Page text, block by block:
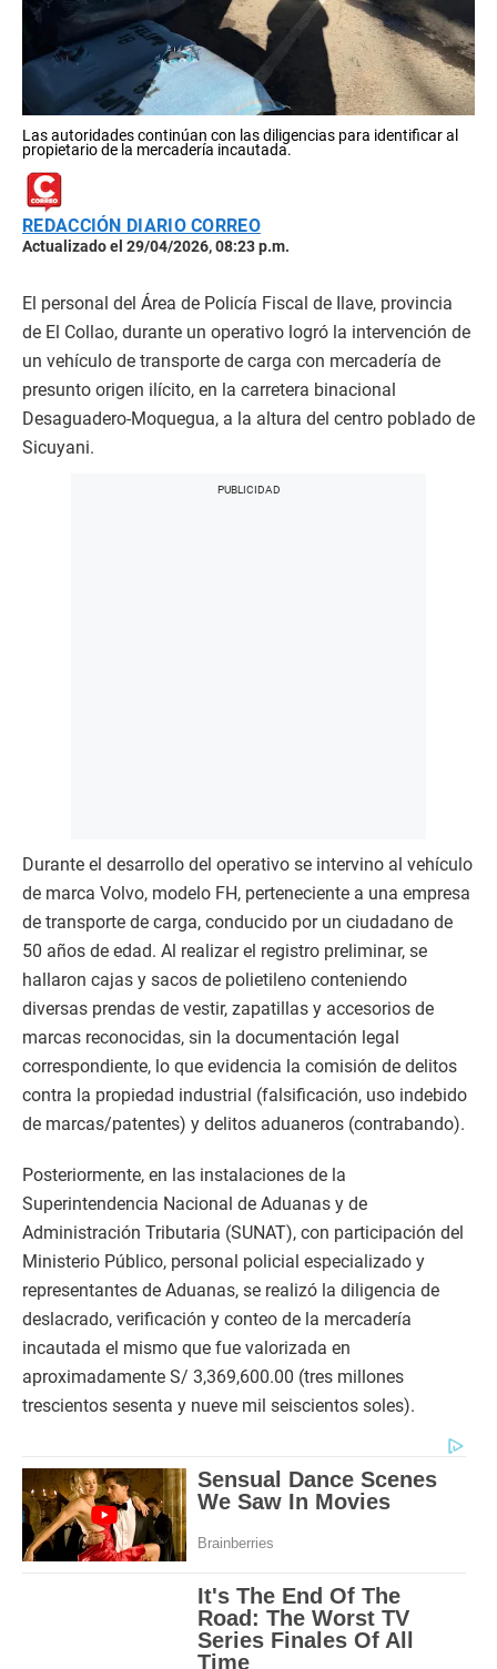
Las autoridades continúan con las diligencias para identificar al
propietario de la mercadería incautada.
REDACCIÓN DIARIO CORREO
Actualizado el 29/04/2026, 08:23 p.m.
El personal del Área de Policía Fiscal de Ilave, provincia
de El Collao, durante un operativo logró la intervención de
un vehículo de transporte de carga con mercadería de
presunto origen ilícito, en la carretera binacional
Desaguadero-Moquegua, a la altura del centro poblado de
Sicuyani.
Durante el desarrollo del operativo se intervino al vehículo
de marca Volvo, modelo FH, perteneciente a una empresa
de transporte de carga, conducido por un ciudadano de
50 años de edad. Al realizar el registro preliminar, se
hallaron cajas y sacos de polietileno conteniendo
diversas prendas de vestir, zapatillas y accesorios de
marcas reconocidas, sin la documentación legal
correspondiente, lo que evidencia la comisión de delitos
contra la propiedad industrial (falsificación, uso indebido
de marcas/patentes) y delitos aduaneros (contrabando).
Posteriormente, en las instalaciones de la
Superintendencia Nacional de Aduanas y de
Administración Tributaria (SUNAT), con participación del
Ministerio Público, personal policial especializado y
representantes de Aduanas, se realizó la diligencia de
deslacrado, verificación y conteo de la mercadería
incautada el mismo que fue valorizada en
aproximadamente S/ 3,369,600.00 (tres millones
trescientos sesenta y nueve mil seiscientos soles).